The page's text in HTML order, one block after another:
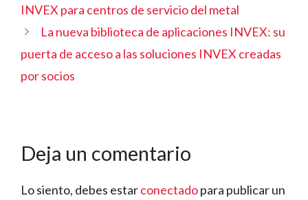
INVEX para centros de servicio del metal
La nueva biblioteca de aplicaciones INVEX: su
puerta de acceso a las soluciones INVEX creadas
por socios
Deja un comentario
Lo siento, debes estarconectadopara publicar un